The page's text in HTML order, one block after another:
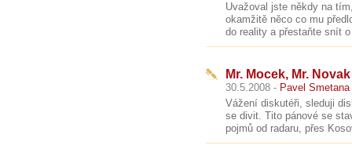
Uvažoval jste někdy na
okamžitě něco co mu
do reality a přestaňte snít
Mr. Mocek, Mr.
30.5.2008 - Pavel Smetana
Vážení diskutéři, sleduji
se divit. Tito pánové se
pojmů od radaru, přes